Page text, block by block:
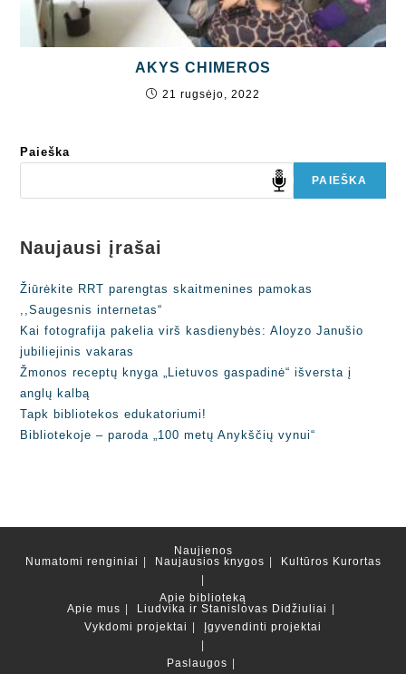
AKYS CHIMEROS
21 rugsėjo, 2022
Paieška
PAIEŠKA
Naujausi įrašai
Žiūrėkite RRT parengtas skaitmenines pamokas
,,Saugesnis internetas“
Kai fotografija pakelia virš kasdienybės: Aloyzo Janušio
jubiliejinis vakaras
Žmonos receptų knyga „Lietuvos gaspadinė“ išversta į
anglų kalbą
Tapk bibliotekos edukatoriumi!
Bibliotekoje – paroda „100 metų Anykščių vynui“
Naujienos
Numatomi renginiai
Naujausios knygos Kultūros Kurortas
Apie biblioteką
Apie mus
Liudvika ir Stanislovas Didžiuliai
Vykdomi projektai
Įgyvendinti projektai
Paslaugos